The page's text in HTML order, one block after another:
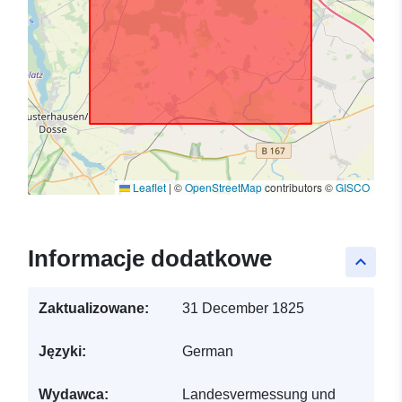
Leaflet | ©OpenStreetMapcontributors ©GISCO
keyboard_arrow_up
Informacje dodatkowe
Zaktualizowane: 31 December 1825
Języki: German
Wydawca:
Landesvermessung und